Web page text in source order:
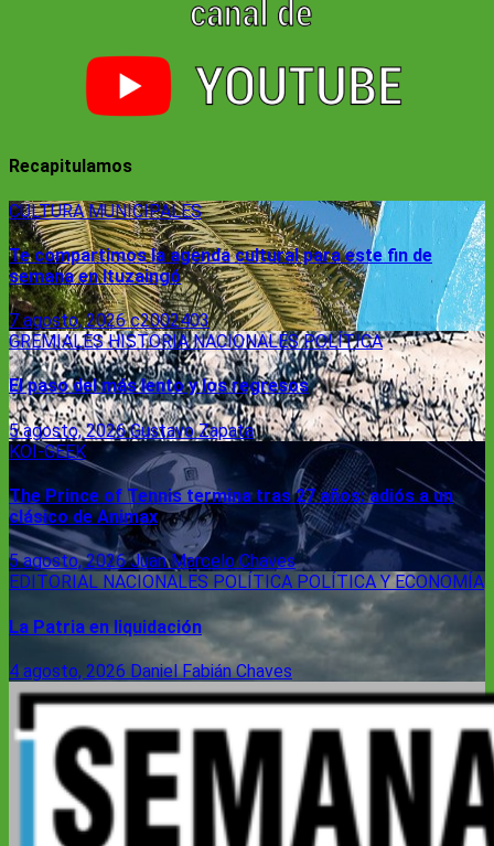
Recapitulamos
CULTURAMUNICIPALES
Te compartimos la agenda cultural para este fin de
semana en Ituzaingó
7 agosto, 2026c2002403
GREMIALESHISTORIANACIONALESPOLÍTICA
El paso del más lento y los regresos
5 agosto, 2026Gustavo Zapata
KOI-GEEK
The Prince of Tennis termina tras 27 años: adiós a un
clásico de Animax
5 agosto, 2026Juan Marcelo Chaves
EDITORIAL NACIONALES POLÍTICA POLÍTICA Y ECONOMÍA
La Patria en liquidación
4 agosto, 2026 Daniel Fabián Chaves